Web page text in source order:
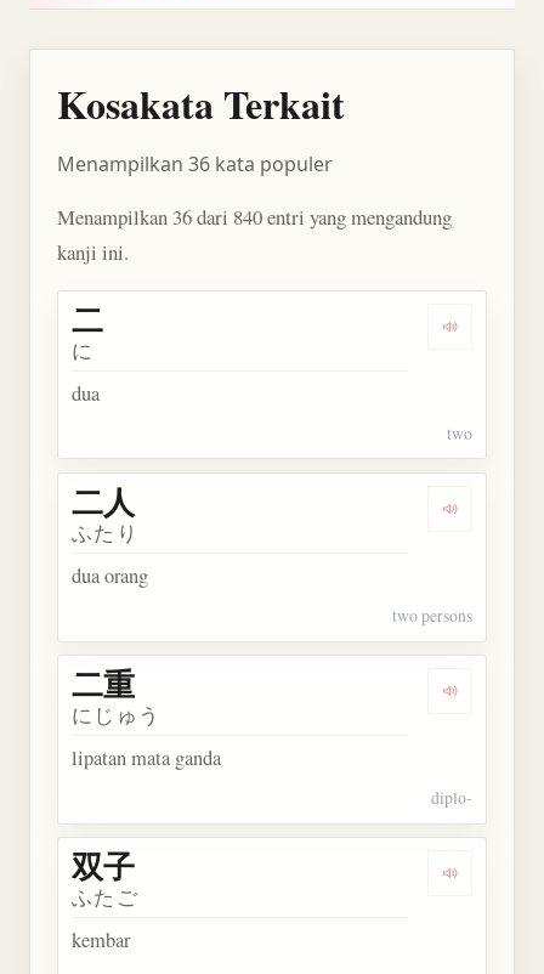
Kosakata Terkait
Menampilkan 36 kata populer
Menampilkan 36 dari 840 entri yang mengandung
kanji ini.
Dengarkan
二
に
dua
two
Dengarkan
二人
ふたり
dua orang
two persons
Dengarkan
二重
にじゅう
lipatan mata ganda
diplo-
Dengarkan
双子
ふたご
kembar